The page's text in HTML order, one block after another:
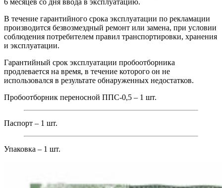
В течение гарантийного срока эксплуатации по рекламации
производится безвозмездный ремонт или замена, при условии
соблюдения потребителем правил транспортировки, хранения
и эксплуатации.
Гарантийный срок эксплуатации пробоотборника
продлевается на время, в течение которого он не
использовался в результате обнаруженных недостатков.
Пробоотборник переносной ППС-0,5 – 1 шт.
Паспорт – 1 шт.
Упаковка – 1 шт.